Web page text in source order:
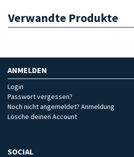
Verwandte Produkte
ANMELDEN
Login
Passwort vergessen?
Noch nicht angemeldet? Anmeldung
Lösche deinen Account
SOCIAL